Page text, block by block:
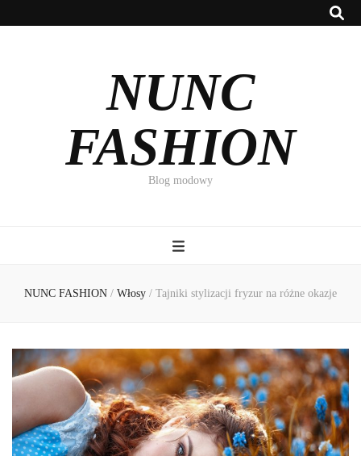
NUNC
FASHION
Blog modowy
NUNC FASHION / Włosy / Tajniki stylizacji fryzur na różne okazje